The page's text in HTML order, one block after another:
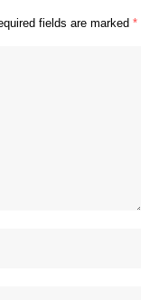
fields are marked *